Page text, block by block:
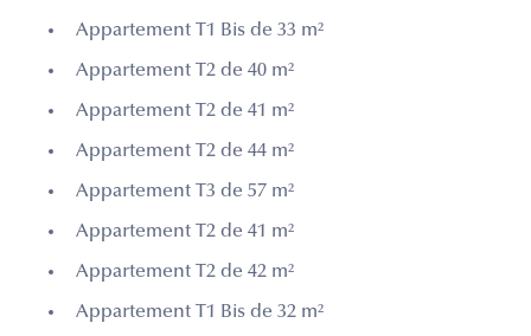
Appartement T1 Bis de 33 m²
Appartement T2 de 40 m²
Appartement T2 de 41 m²
Appartement T2 de 44 m²
Appartement T3 de 57 m²
Appartement T2 de 41 m²
Appartement T2 de 42 m²
Appartement T1 Bis de 32 m²